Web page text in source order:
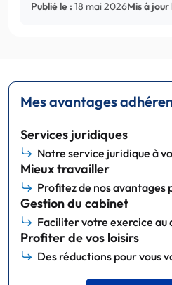
Publié le : 18 mai 2026Mis à jour
Mes avantages
Services juridiques
Notre service juridique à
Mieux travailler
Profitez de nos avantages
Gestion du cabinet
Faciliter votre exercice au
Profiter de vos loisirs
Des réductions pour vous